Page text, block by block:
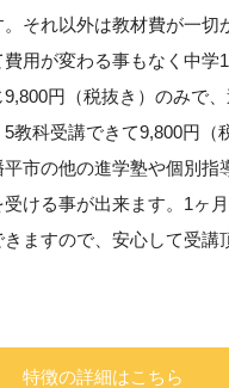
それ以外は教材費が一切
用が変わる事もなく中学
円（税抜き）のみで
教科受講できて9,800円（
市の他の進学塾や個別指
ける事が出来ます。1ヶ
ますので、安心して受講
特徴の詳細はこちら